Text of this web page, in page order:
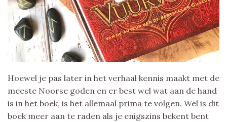
Hoewel je pas later in het verhaal kennis maakt met de
meeste Noorse goden en er best wel wat aan de hand
is in het boek, is het allemaal prima te volgen. Wel is dit
boek meer aan te raden als je enigszins bekent bent